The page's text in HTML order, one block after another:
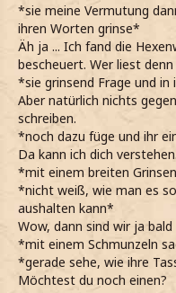
*sie meine Vermutung
ihren Worten grinse*
Äh ja ... Ich fand die
bescheuert. Wer liest
*sie grinsend Frage und in
Aber natürlich nichts
schreiben.
*noch dazu füge und ihr
Da kann ich dich verstehen.
*mit einem breiten
*nicht weiß, wie man es
aushalten kann*
Wow, dann sind wir ja bald
*mit einem Schmunzeln
*gerade sehe, wie ihre
Möchtest du noch einen?